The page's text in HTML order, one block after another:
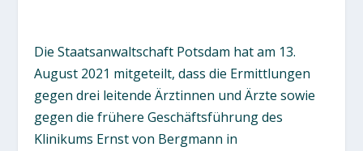
Die Staatsanwaltschaft Potsdam hat am 13.
August 2021 mitgeteilt, dass die Ermittlungen
gegen drei leitende Ärztinnen und Ärzte sowie
gegen die frühere Geschäftsführung des
Klinikums Ernst von Bergmann in